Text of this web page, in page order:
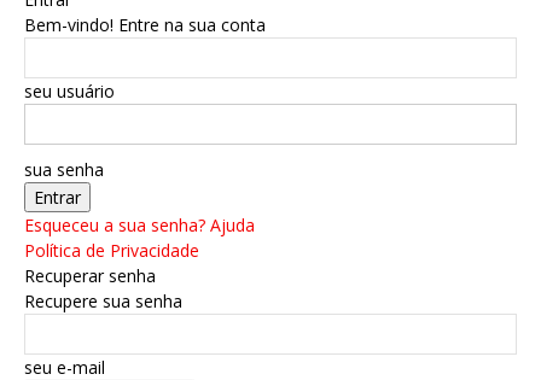
Bem-vindo! Entre na sua conta
seu usuário
sua senha
Esqueceu a sua senha? Ajuda
Política de Privacidade
Recuperar senha
Recupere sua senha
seu e-mail